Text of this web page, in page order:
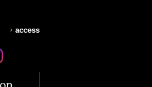
access